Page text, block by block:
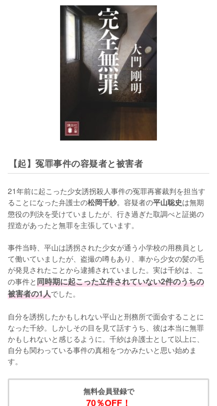
【起】冤罪事件の容疑者と被害者
21年前に起こった少女誘拐殺人事件の冤罪再審裁判を担当す
ることになった弁護士の松岡千紗。容疑者の平山聡史は無期
懲役の判決を受けていましたが、行き過ぎた取調べと証拠の
捏造があったと無罪を主張しています。
事件当時、平山は誘拐された少女が通う小学校の用務員とし
て働いていましたが、盗撮の噂もあり、車から少女の髪の毛
が発見されたことから逮捕されていました。実は千紗は、こ
の事件と同時期に起こった立件されていない2件のうちの
被害者の1人でした。
自分を誘拐したかもしれない平山と刑務所で面会することに
なった千紗。しかしその目を見て話すうち、彼は本当に無罪
かもしれないと感じるように。千紗は弁護士として以上に、
自分も関わっている事件の真相をつかみたいと思い始めま
す。
無料会員登録で
70％OFF！